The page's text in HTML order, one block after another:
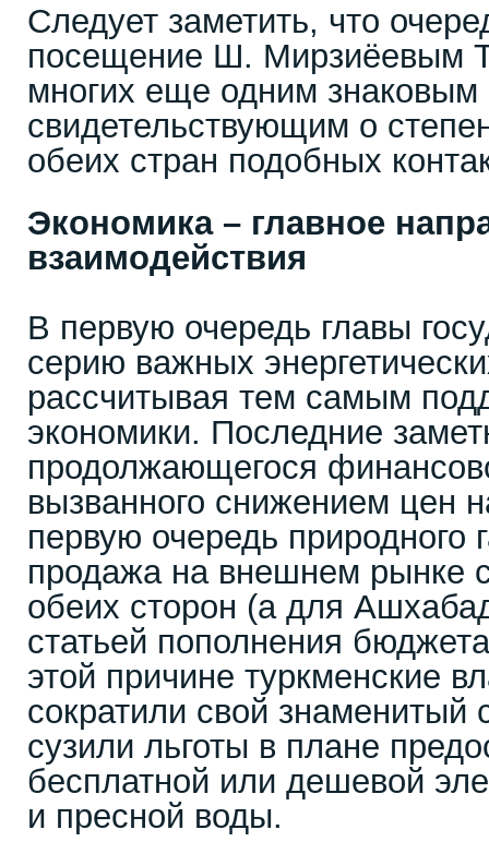
Следует заметить, что
посещение Ш. Мирзиёевым
многих еще одним
свидетельствующим о
обеих стран подобных
Экономика – главное
взаимодействия
В первую очередь главы
серию важных
рассчитывая тем самым
экономики. Последние
продолжающегося
вызванного снижением цен
первую очередь природного
продажа на внешнем рынке
обеих сторон (а для
статьей пополнения
этой причине туркменские
сократили свой знаменитый
сузили льготы в плане
бесплатной или дешевой
и пресной воды.